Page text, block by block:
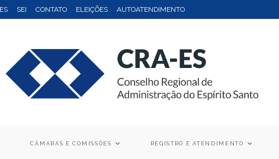
SEI CONTATO ELEIÇÕES AUTOATENDIMENTO
CÂMARAS E COMISSÕES REGISTRO E ATENDIMENTO